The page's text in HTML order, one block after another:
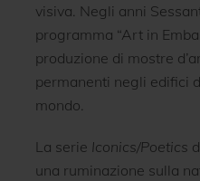
visiva. Negli anni
programma “Art in
produzione di mostre
permanenti negli edifici
mondo.
La serie Iconics/Poetics
una ruminazione sulla